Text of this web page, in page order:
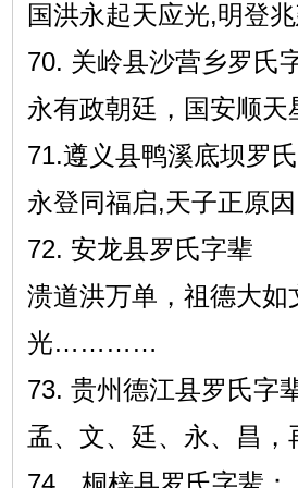
国洪永起天应光,明登
70. 关岭县沙营乡罗氏
永有政朝廷，国安顺
71.遵义县鸭溪底坝罗氏
永登同福启,天子正原因
72. 安龙县罗氏字辈
溃道洪万单，祖德大
光…………
73. 贵州德江县罗氏字
孟、文、廷、永、昌